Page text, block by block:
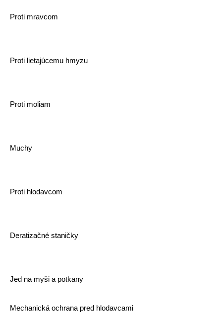
Proti mravcom
Proti lietajúcemu hmyzu
Proti moliam
Muchy
Proti hlodavcom
Deratizačné staničky
Jed na myši a potkany
Mechanická ochrana pred hlodavcami